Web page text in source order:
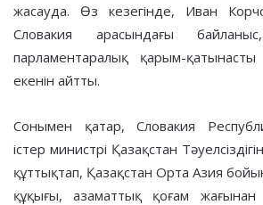
жасауда. Өз кезегінде, Иван
Словакия арасындағы
парламентаралық қарым-қатынасты
екенін айтты.
Сонымен қатар, Словакия
істер министрі Қазақстан
құттықтап, Қазақстан Орта Азия
құқығы, азаматтық қоғам